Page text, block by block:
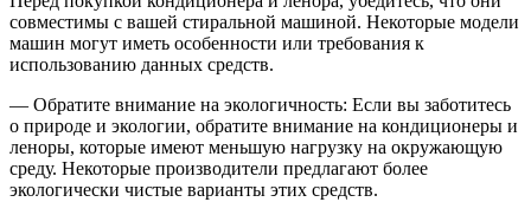
совместимы с вашей стиральной машиной. Некоторые модели
машин могут иметь особенности или требования к
использованию данных средств.
— Обратите внимание на экологичность: Если вы заботитесь
о природе и экологии, обратите внимание на кондиционеры и
леноры, которые имеют меньшую нагрузку на окружающую
среду. Некоторые производители предлагают более
экологически чистые варианты этих средств.